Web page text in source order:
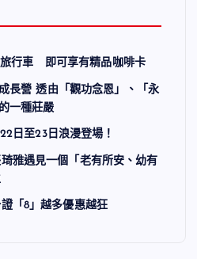
行車 即可享有精品咖啡卡
長營 透由「觀功念恩」、「永
一種莊嚴
日至23日浪漫登場！
雅遇見一個「老有所安、幼有
「8」越多優惠越狂